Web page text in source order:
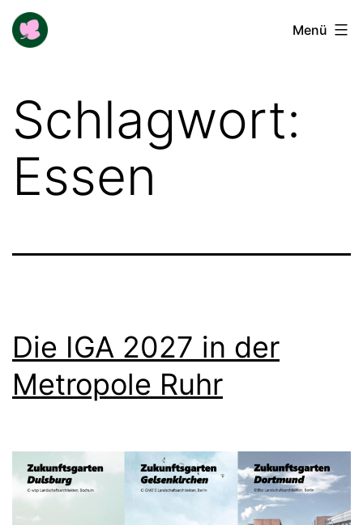
Zum
Inhalt
Buga-
Menü
Schlagwort:
Essen
Die IGA 2027 in der
Metropole Ruhr